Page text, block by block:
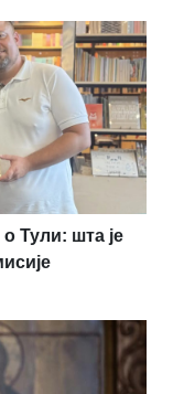
Тули: шта је